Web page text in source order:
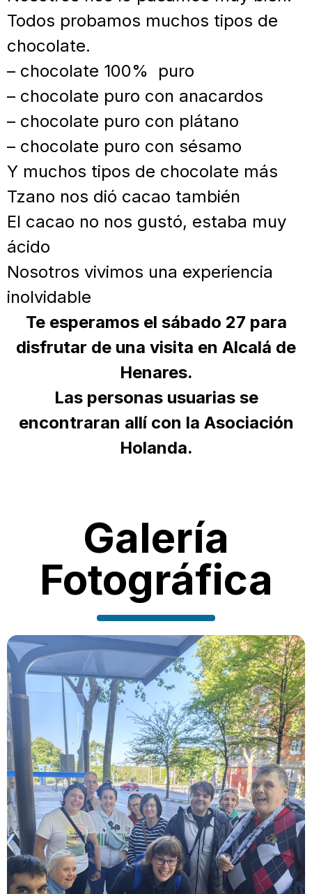
Todos probamos muchos tipos de
chocolate.
– chocolate 100% puro
– chocolate puro con anacardos
– chocolate puro con plátano
– chocolate puro con sésamo
Y muchos tipos de chocolate más
Tzano nos dió cacao también
El cacao no nos gustó, estaba muy
ácido
Nosotros vivimos una experiencia
inolvidable
Te esperamos el sábado 27 para
disfrutar de una visita en Alcalá de
Henares.
Las personas usuarias se
encontraran allí con la Asociación
Holanda.
Galería
Fotográfica